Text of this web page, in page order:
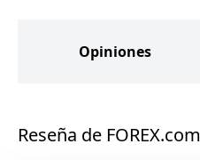
Opiniones
Reseña de FOREX.com